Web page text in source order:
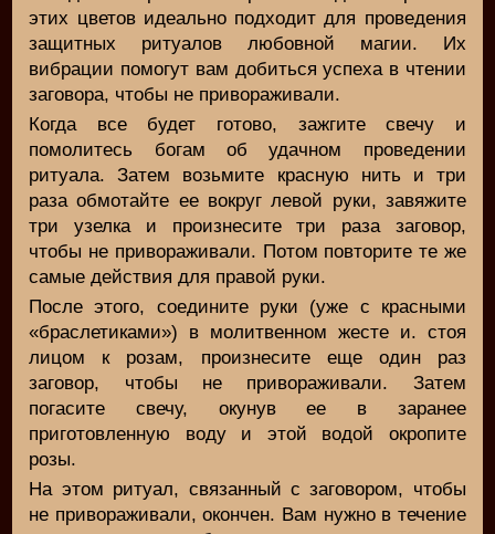
этих цветов идеально подходит для проведения
защитных ритуалов любовной магии. Их
вибрации помогут вам добиться успеха в чтении
заговора, чтобы не привораживали.
Когда все будет готово, зажгите свечу и
помолитесь богам об удачном проведении
ритуала. Затем возьмите красную нить и три
раза обмотайте ее вокруг левой руки, завяжите
три узелка и произнесите три раза заговор,
чтобы не привораживали. Потом повторите те же
самые действия для правой руки.
После этого, соедините руки (уже с красными
«браслетиками») в молитвенном жесте и. стоя
лицом к розам, произнесите еще один раз
заговор, чтобы не привораживали. Затем
погасите свечу, окунув ее в заранее
приготовленную воду и этой водой окропите
розы.
На этом ритуал, связанный с заговором, чтобы
не привораживали, окончен. Вам нужно в течение